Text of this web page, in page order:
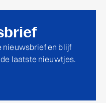
nieuwsbrief en blijf
laatste nieuwtjes.